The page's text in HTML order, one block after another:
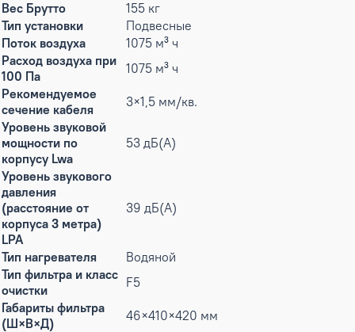
Вес Брутто
155 кг
Тип установки
Подвесные
Поток воздуха
1075 м³ ч
Расход воздуха при
100 Па
1075 м³ ч
Рекомендуемое
сечение кабеля
3×1,5 мм/кв.
Уровень звуковой
мощности по
корпусу Lwa
53 дБ(А)
Уровень звукового
давления
(расстояние от
корпуса 3 метра)
LPA
39 дБ(А)
Тип нагревателя
Водяной
Тип фильтра и класс
очистки
F5
Габариты фильтра
(Ш×В×Д)
46×410×420 мм